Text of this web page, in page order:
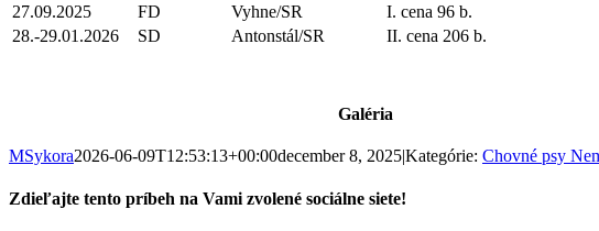
27.09.2025
FD Vyhne/SR
I. cena 96 b.
28.-29.01.2026
SD Antonstál/SR II. cena 206 b.
Galéria
MSykora2026-06-09T12:53:13+00:00december 8, 2025|Kategórie: Chovné psy
Zdieľajte tento príbeh na Vami zvolené sociálne siete!